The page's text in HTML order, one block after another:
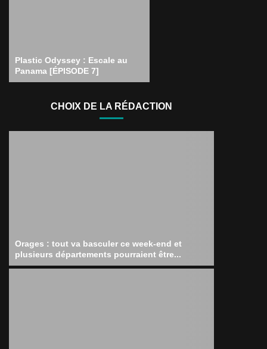
Plastic Odyssey : Escale au
Panama [ÉPISODE 7]
CHOIX DE LA RÉDACTION
Orages : tout va basculer ce week-end et
plusieurs départements pourraient être...